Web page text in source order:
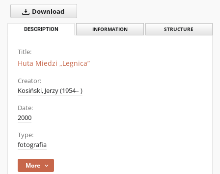
Download
DESCRIPTION INFORMATION STRUCTURE
Title:
Huta Miedzi „Legnica”
Creator:
Kosiński, Jerzy (1954– )
Date:
2000
Type:
fotografia
More